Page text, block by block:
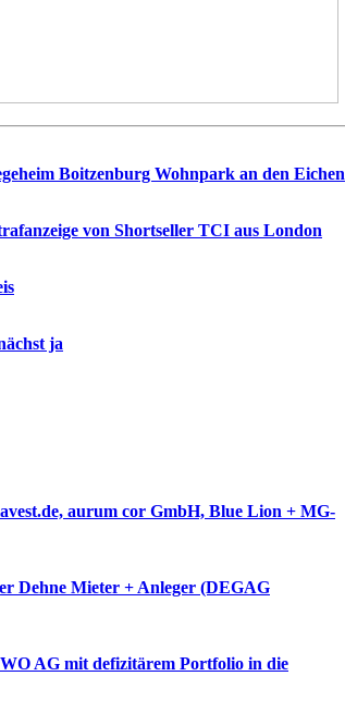
Boitzenburg Wohnpark an den Eichen
von Shortseller TCI aus London
ja
aurum cor GmbH, Blue Lion + MG-
Dehne Mieter + Anleger (DEGAG
AG mit defizitärem Portfolio in die